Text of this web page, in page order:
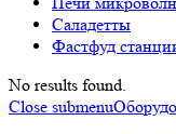
Саладетты
Фастфуд
No results found.
Close submenu